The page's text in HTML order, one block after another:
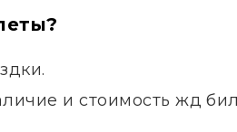
и стоимость жд